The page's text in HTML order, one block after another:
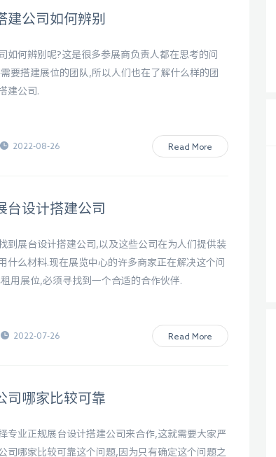
建公司如何辨别
如何辨别呢?这是很多参展商负责人都在思考的问
要搭建展位的团队,所以人们也在了解什么样的团
建公司.
2022-08-26 Read More
台设计搭建公司
到展台设计搭建公司,以及这些公司在为人们提供装
什么材料.现在展览中心的许多商家正在解决这个问
用展位,必须寻找到一个合适的合作伙伴.
2022-07-26 Read More
司哪家比较可靠
专业正规展台设计搭建公司来合作,这就需要大家严
司哪家比较可靠这个问题,因为只有确定这个问题之